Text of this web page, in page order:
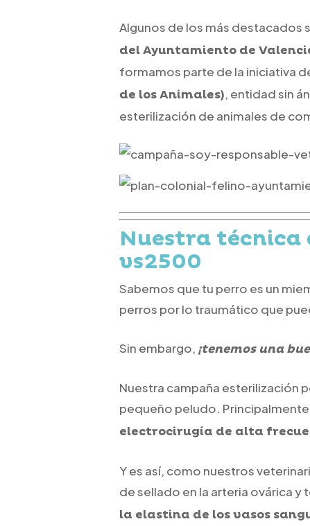
Algunos de los más destacados
del Ayuntamiento de
formamos parte de la iniciativa
de los Animales), entidad sin
esterilización de animales de
Nuestra técnica
vs2500
Sabemos que tu perro es un
perros por lo traumático que
Sin embargo, ¡tenemos una
Nuestra campaña esterilización
pequeño peludo.
electrocirugía de alta
Y es así, como nuestros
de sellado en la arteria ovárica y
la elastina de los vasos